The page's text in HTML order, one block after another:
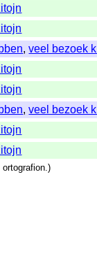
,veel bezoek
,veel bezoek
ortografion.)